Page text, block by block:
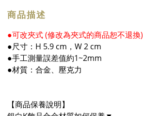
商品描述
●可改夾式 (修改為夾式的商品恕不退換)
●尺寸：H 5.9 cm，W 2 cm
●手工測量誤差值約1~2mm
●材質：合金、壓克力
【商品保養說明】